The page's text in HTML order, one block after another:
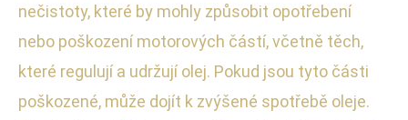
nečistoty, které by mohly způsobit opotřebení
nebo poškození motorových částí, včetně těch,
které regulují a udržují olej. Pokud jsou tyto části
poškozené, může dojít k zvýšené spotřebě oleje.